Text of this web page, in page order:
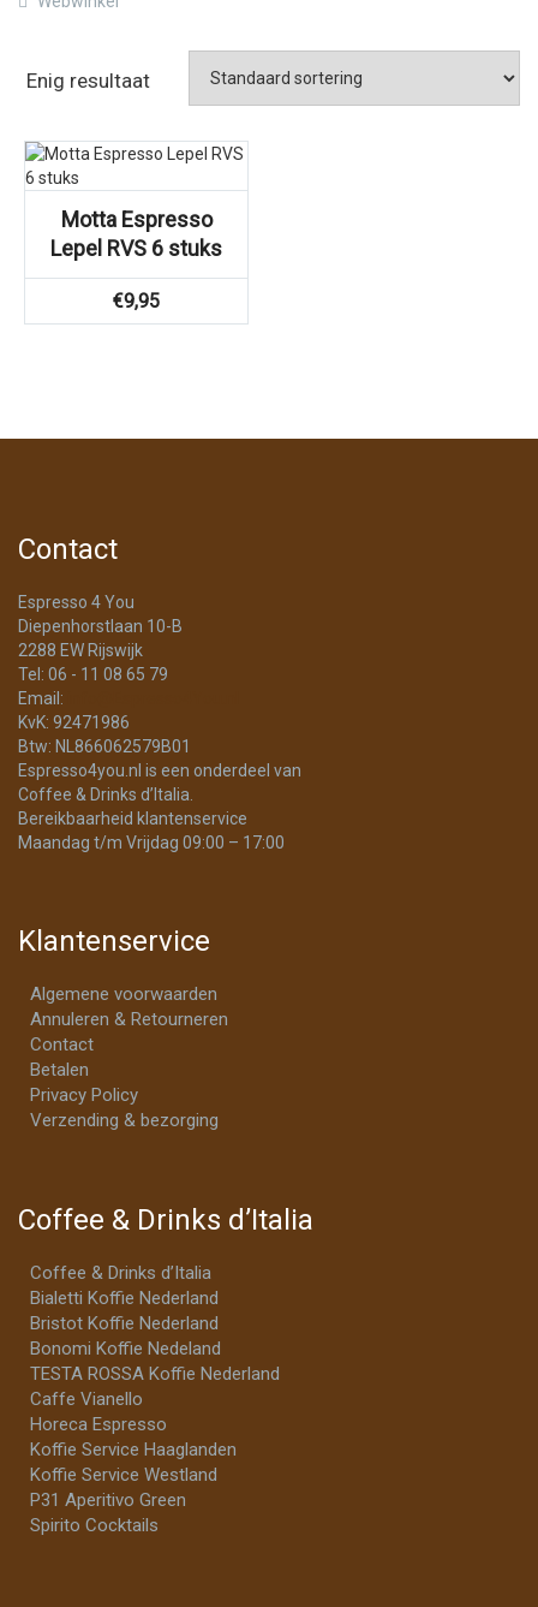
Enig resultaat
Motta Espresso
Lepel RVS 6 stuks
€9,95
Contact
Espresso 4 You
Diepenhorstlaan 10-B
2288 EW Rijswijk
Tel: 06 - 11 08 65 79
Email:
KvK: 92471986
Btw: NL866062579B01
Espresso4you.nl is een onderdeel van
Coffee & Drinks d’Italia.
Bereikbaarheid klantenservice
Maandag t/m Vrijdag 09:00 – 17:00
Klantenservice
Algemene voorwaarden
Annuleren & Retourneren
Contact
Betalen
Privacy Policy
Verzending & bezorging
Coffee & Drinks d’Italia
Coffee & Drinks d’Italia
Bialetti Koffie Nederland
Bristot Koffie Nederland
Bonomi Koffie Nedeland
TESTA ROSSA Koffie Nederland
Caffe Vianello
Horeca Espresso
Koffie Service Haaglanden
Koffie Service Westland
P31 Aperitivo Green
Spirito Cocktails